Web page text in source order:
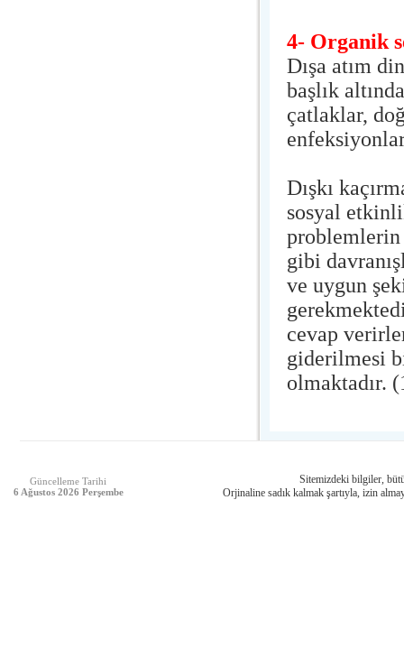
4- Organik
Dışa atım
başlık
çatlaklar,
Dışkı
sosyal
problemlerin
gibi
ve uygun
cevap
giderilmesi
olmaktadır.
Güncelleme Tarihi
6 Ağustos 2026 Perşembe
Sitemizdeki bilgiler,
Orjinaline sadık kalmak şartıyla, izin